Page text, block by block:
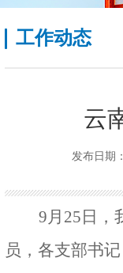
工作动态
云
发布日期
9月 25 日，
员，各支部书记